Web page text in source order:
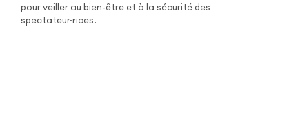
pour veiller au bien-être et à la sécurité des
spectateur·rices.